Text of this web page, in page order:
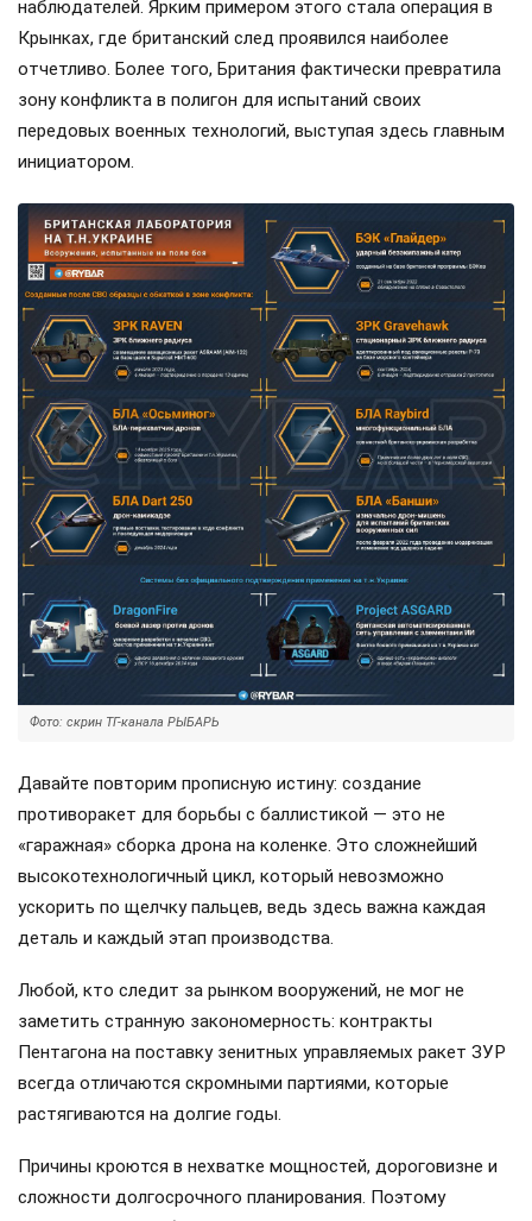
наблюдателей. Ярким примером этого стала операция в
Крынках, где британский след проявился наиболее
отчетливо. Более того, Британия фактически превратила
зону конфликта в полигон для испытаний своих
передовых военных технологий, выступая здесь главным
инициатором.
Фото: скрин ТГ-канала РЫБАРЬ
Давайте повторим прописную истину: создание
противоракет для борьбы с баллистикой — это не
«гаражная» сборка дрона на коленке. Это сложнейший
высокотехнологичный цикл, который невозможно
ускорить по щелчку пальцев, ведь здесь важна каждая
деталь и каждый этап производства.
Любой, кто следит за рынком вооружений, не мог не
заметить странную закономерность: контракты
Пентагона на поставку зенитных управляемых ракет ЗУР
всегда отличаются скромными партиями, которые
растягиваются на долгие годы.
Причины кроются в нехватке мощностей, дороговизне и
сложности долгосрочного планирования. Поэтому